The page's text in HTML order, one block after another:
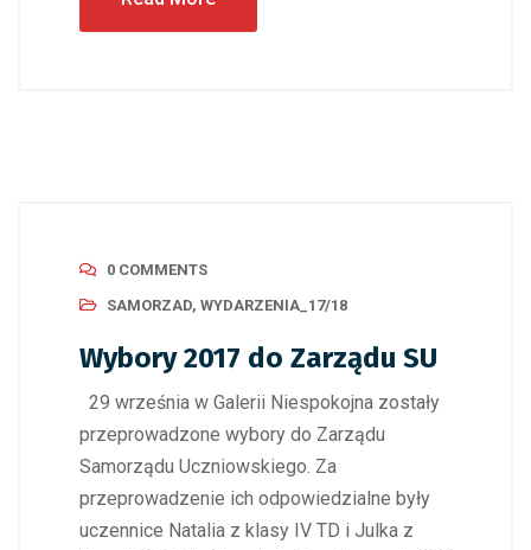
0 COMMENTS
SAMORZAD, WYDARZENIA_17/18
Wybory 2017 do Zarządu SU
29 września w Galerii Niespokojna zostały
przeprowadzone wybory do Zarządu
Samorządu Uczniowskiego. Za
przeprowadzenie ich odpowiedzialne były
uczennice Natalia z klasy IV TD i Julka z